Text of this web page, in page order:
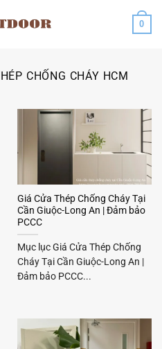
0
CHỐNG CHÁY HCM
Giá Cửa Thép Chống Cháy Tại
Cần Giuộc-Long An | Đảm bảo
PCCC
Mục lục Giá Cửa Thép Chống
Cháy Tại Cần Giuộc-Long An |
Đảm bảo PCCC...